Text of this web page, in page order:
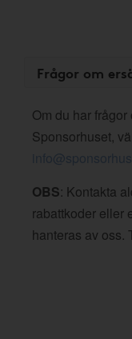
Frågor om
Om du har
Sponsorhuset,
OBS: Kontakta
rabattkoder eller
hanteras av oss.